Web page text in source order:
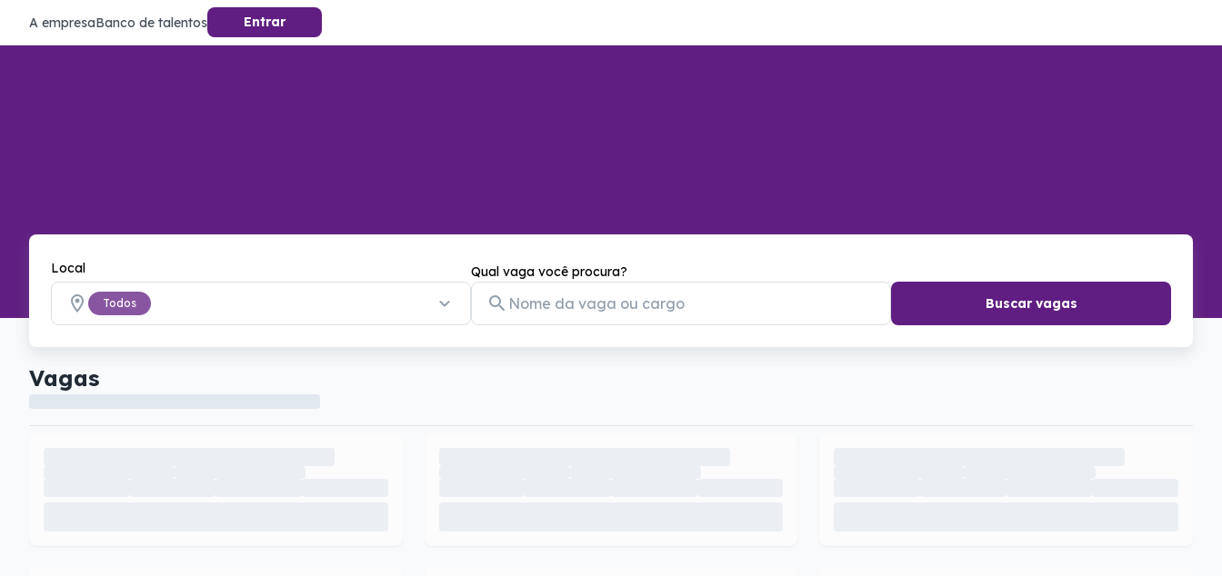
A empresaBanco de talentos Entrar
Local
Todos
Qual vaga você procura?
Buscar vagas
Vagas